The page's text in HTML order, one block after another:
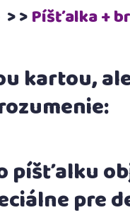
>Píšťalka +
kartou,
píšťalku
pre